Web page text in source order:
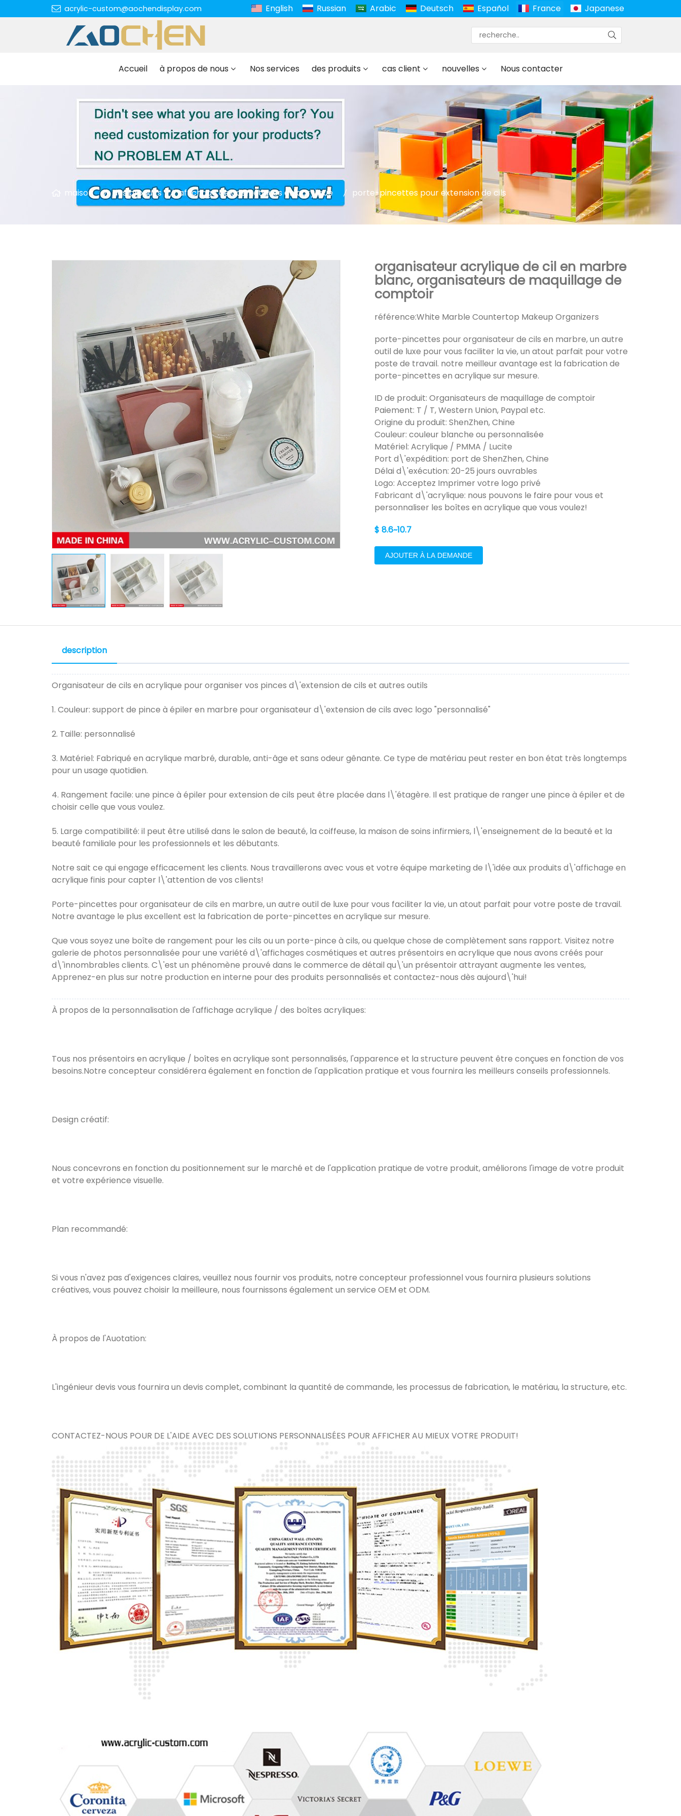
acrylic-custom@aochendisplay.com English Russian Arabic Deutsch Español France Japanese
Accueil à propos de nous Nos services des produits cas client nouvelles Nous contacter
maison des produits affichage de cosmétiques en acrylique porte-pincettes pour extension de cils
organisateur acrylique de cil en marbre
blanc, organisateurs de maquillage de
comptoir
référence:White Marble Countertop Makeup Organizers
porte-pincettes pour organisateur de cils en marbre, un autre
outil de luxe pour vous faciliter la vie, un atout parfait pour votre
poste de travail. notre meilleur avantage est la fabrication de
porte-pincettes en acrylique sur mesure.
ID de produit: Organisateurs de maquillage de comptoir
Paiement: T / T, Western Union, Paypal etc.
Origine du produit: ShenZhen, Chine
Couleur: couleur blanche ou personnalisée
Matériel: Acrylique / PMMA / Lucite
Port d\'expédition: port de ShenZhen, Chine
Délai d\'exécution: 20-25 jours ouvrables
Logo: Acceptez Imprimer votre logo privé
Fabricant d\'acrylique: nous pouvons le faire pour vous et
personnaliser les boîtes en acrylique que vous voulez!
$ 8.6~10.7
AJOUTER À LA DEMANDE
description
Organisateur de cils en acrylique pour organiser vos pinces d\'extension de cils et autres outils
1. Couleur: support de pince à épiler en marbre pour organisateur d\'extension de cils avec logo "personnalisé"
2. Taille: personnalisé
3. Matériel: Fabriqué en acrylique marbré, durable, anti-âge et sans odeur gênante. Ce type de matériau peut rester en bon état très longtemps
pour un usage quotidien.
4. Rangement facile: une pince à épiler pour extension de cils peut être placée dans l\'étagère. Il est pratique de ranger une pince à épiler et de
choisir celle que vous voulez.
5. Large compatibilité: il peut être utilisé dans le salon de beauté, la coiffeuse, la maison de soins infirmiers, l\'enseignement de la beauté et la
beauté familiale pour les professionnels et les débutants.
Notre sait ce qui engage efficacement les clients. Nous travaillerons avec vous et votre équipe marketing de l\'idée aux produits d\'affichage en
acrylique finis pour capter l\'attention de vos clients!
Porte-pincettes pour organisateur de cils en marbre, un autre outil de luxe pour vous faciliter la vie, un atout parfait pour votre poste de travail.
Notre avantage le plus excellent est la fabrication de porte-pincettes en acrylique sur mesure.
Que vous soyez une boîte de rangement pour les cils ou un porte-pince à cils, ou quelque chose de complètement sans rapport. Visitez notre
galerie de photos personnalisée pour une variété d\'affichages cosmétiques et autres présentoirs en acrylique que nous avons créés pour
d\'innombrables clients. C\'est un phénomène prouvé dans le commerce de détail qu\'un présentoir attrayant augmente les ventes,
Apprenez-en plus sur notre production en interne pour des produits personnalisés et contactez-nous dès aujourd\'hui!
À propos de la personnalisation de l'affichage acrylique / des boîtes acryliques:
Tous nos présentoirs en acrylique / boîtes en acrylique sont personnalisés, l'apparence et la structure peuvent être conçues en fonction de vos
besoins.Notre concepteur considérera également en fonction de l'application pratique et vous fournira les meilleurs conseils professionnels.
Design créatif:
Nous concevrons en fonction du positionnement sur le marché et de l'application pratique de votre produit, améliorons l'image de votre produit
et votre expérience visuelle.
Plan recommandé:
Si vous n'avez pas d'exigences claires, veuillez nous fournir vos produits, notre concepteur professionnel vous fournira plusieurs solutions
créatives, vous pouvez choisir la meilleure, nous fournissons également un service OEM et ODM.
À propos de l'Auotation:
L'ingénieur devis vous fournira un devis complet, combinant la quantité de commande, les processus de fabrication, le matériau, la structure, etc.
CONTACTEZ-NOUS POUR DE L'AIDE AVEC DES SOLUTIONS PERSONNALISÉES POUR AFFICHER AU MIEUX VOTRE PRODUIT!